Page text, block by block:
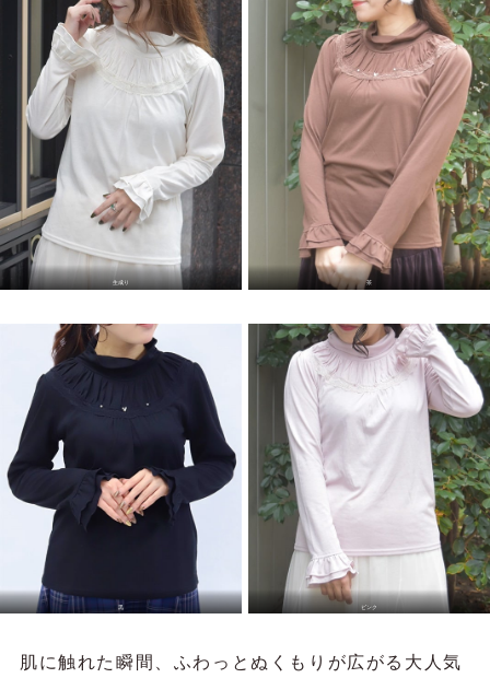
生成り 茶
黒 ピンク
肌に触れた瞬間、ふわっとぬくもりが広がる大人気